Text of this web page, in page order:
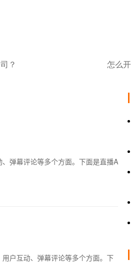
？ 怎么
弹幕评论等多个方面。下面是直播A
户互动、弹幕评论等多个方面。下